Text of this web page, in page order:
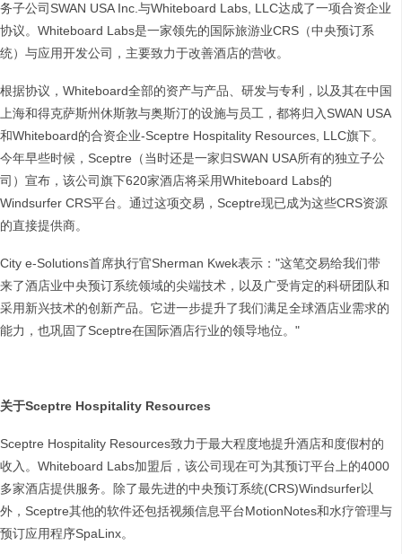
务子公司SWAN USA Inc.与Whiteboard Labs, LLC达成了一项合资企业
协议。Whiteboard Labs是一家领先的国际旅游业CRS（中央预订系
统）与应用开发公司，主要致力于改善酒店的营收。
根据协议，Whiteboard全部的资产与产品、研发与专利，以及其在中国
上海和得克萨斯州休斯敦与奥斯汀的设施与员工，都将归入SWAN USA
和Whiteboard的合资企业-Sceptre Hospitality Resources, LLC旗下。
今年早些时候，Sceptre（当时还是一家归SWAN USA所有的独立子公
司）宣布，该公司旗下620家酒店将采用Whiteboard Labs的
Windsurfer CRS平台。通过这项交易，Sceptre现已成为这些CRS资源
的直接提供商。
City e-Solutions首席执行官Sherman Kwek表示："这笔交易给我们带
来了酒店业中央预订系统领域的尖端技术，以及广受肯定的科研团队和
采用新兴技术的创新产品。它进一步提升了我们满足全球酒店业需求的
能力，也巩固了Sceptre在国际酒店行业的领导地位。"
关于Sceptre Hospitality Resources
Sceptre Hospitality Resources致力于最大程度地提升酒店和度假村的
收入。Whiteboard Labs加盟后，该公司现在可为其预订平台上的4000
多家酒店提供服务。除了最先进的中央预订系统(CRS)Windsurfer以
外，Sceptre其他的软件还包括视频信息平台MotionNotes和水疗管理与
预订应用程序SpaLinx。